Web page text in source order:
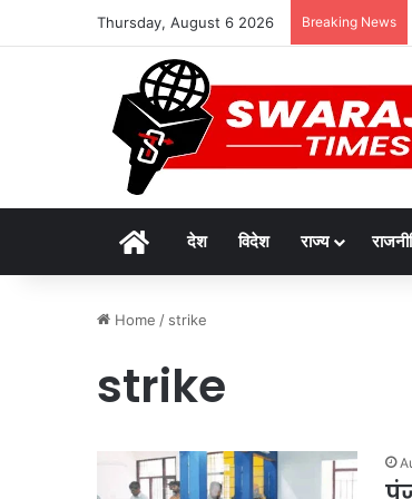
Thursday, August 6 2026 Breaking News
Homeदेश विदेश राज्य
Home / strike
strike